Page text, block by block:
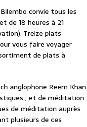
convie tous les
de 18 heures à 21
Treize plats
vous faire voyager
de plats à
anglophone Reem Khan
; et de méditation
de méditation auprès
plusieurs de ces